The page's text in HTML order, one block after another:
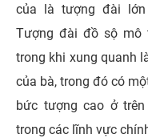
của là tượng đài lớn
Tượng đài đồ sộ mô
trong khi xung quanh
của bà, trong đó có
bức tượng cao ở
trong các lĩnh vực